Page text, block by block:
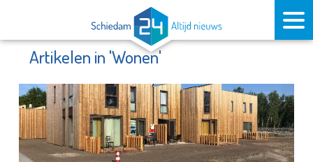
Artikelen in 'Wonen'